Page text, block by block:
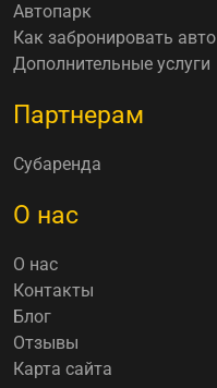
Автопарк
Как забронировать авто
Дополнительные услуги
Партнерам
Субаренда
О нас
О нас
Контакты
Блог
Отзывы
Карта сайта